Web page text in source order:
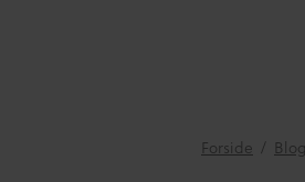
Forside / Blog